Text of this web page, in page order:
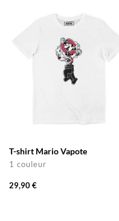
T-shirt Mario Vapote
1 couleur
29,90 €